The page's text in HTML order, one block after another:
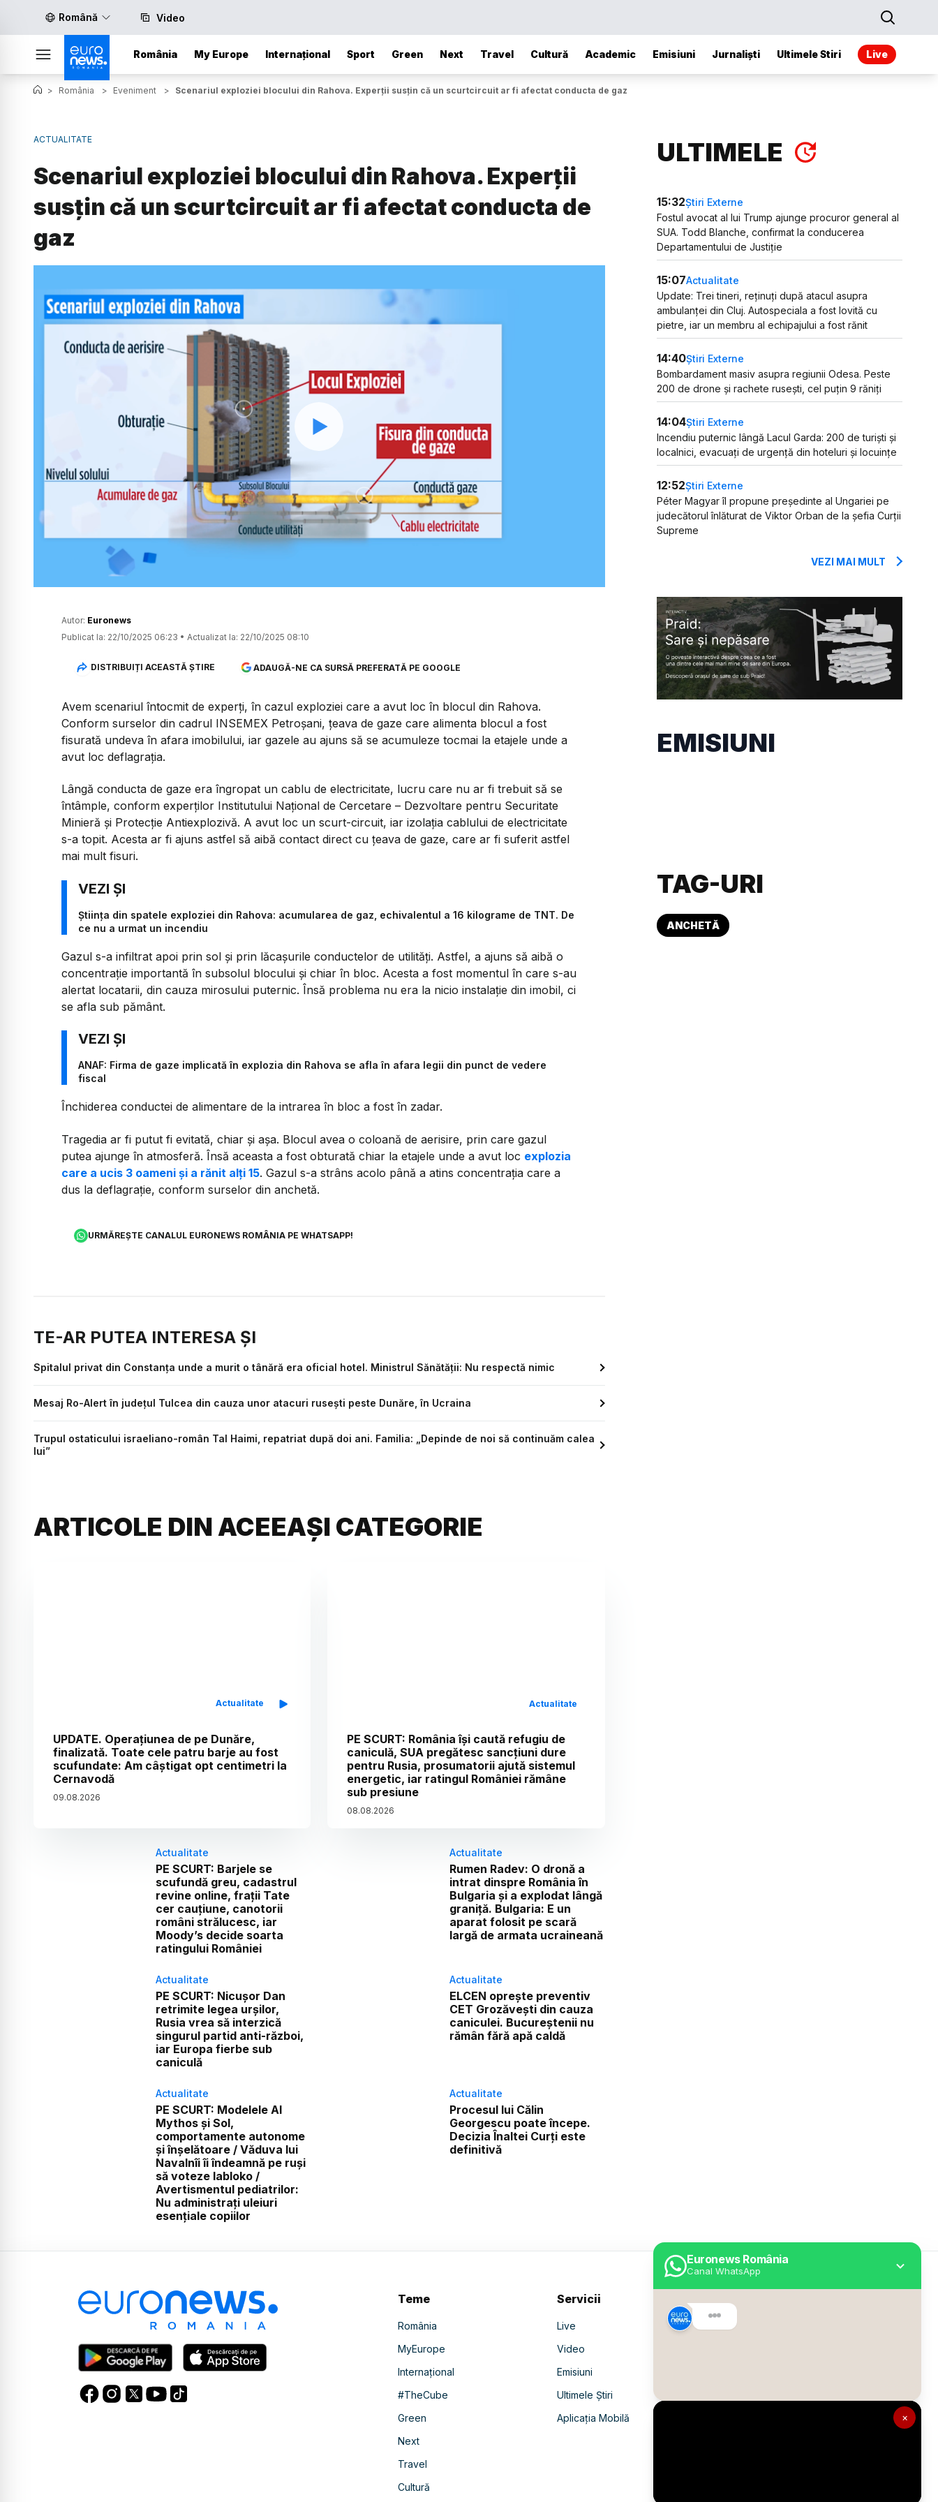
Română Video
România My Europe Internațional Sport Green Next Travel Cultură Academic Emisiuni Jurnaliști Ultimele Stiri Live
×
Euronews România
Canal WhatsApp
> România > Eveniment > Scenariul exploziei blocului din Rahova. Experții susțin că un scurtcircuit ar fi afectat conducta de gaz
ACTUALITATE
Scenariul exploziei blocului din Rahova. Experții
susțin că un scurtcircuit ar fi afectat conducta de
gaz
Watch
Autor: Euronews
Publicat la: 22/10/2025 06:23 • Actualizat la: 22/10/2025 08:10
DISTRIBUIȚI ACEASTĂ ȘTIRE ADAUGĂ-NE CA SURSĂ PREFERATĂ PE GOOGLE
Avem scenariul întocmit de experți, în cazul exploziei care a avut loc în blocul din Rahova.
Conform surselor din cadrul INSEMEX Petroșani, țeava de gaze care alimenta blocul a fost
fisurată undeva în afara imobilului, iar gazele au ajuns să se acumuleze tocmai la etajele unde a
avut loc deflagrația.
Lângă conducta de gaze era îngropat un cablu de electricitate, lucru care nu ar fi trebuit să se
întâmple, conform experților Institutului Național de Cercetare – Dezvoltare pentru Securitate
Minieră și Protecție Antiexplozivă. A avut loc un scurt-circuit, iar izolația cablului de electricitate
s-a topit. Acesta ar fi ajuns astfel să aibă contact direct cu țeava de gaze, care ar fi suferit astfel
mai mult fisuri.
Știința din spatele exploziei din Rahova: acumularea de gaz, echivalentul a 16 kilograme de TNT. De
ce nu a urmat un incendiu
Gazul s-a infiltrat apoi prin sol și prin lăcașurile conductelor de utilități. Astfel, a ajuns să aibă o
concentrație importantă în subsolul blocului și chiar în bloc. Acesta a fost momentul în care s-au
alertat locatarii, din cauza mirosului puternic. Însă problema nu era la nicio instalație din imobil, ci
se afla sub pământ.
ANAF: Firma de gaze implicată în explozia din Rahova se afla în afara legii din punct de vedere
fiscal
Închiderea conductei de alimentare de la intrarea în bloc a fost în zadar.
Tragedia ar fi putut fi evitată, chiar și așa. Blocul avea o coloană de aerisire, prin care gazul
putea ajunge în atmosferă. Însă aceasta a fost obturată chiar la etajele unde a avut loc explozia
care a ucis 3 oameni și a rănit alți 15. Gazul s-a strâns acolo până a atins concentrația care a
dus la deflagrație, conform surselor din anchetă.
URMĂREȘTE CANALUL EURONEWS ROMÂNIA PE WHATSAPP!
TE-AR PUTEA INTERESA ȘI
Spitalul privat din Constanța unde a murit o tânără era oficial hotel. Ministrul Sănătății: Nu respectă nimic
Mesaj Ro-Alert în județul Tulcea din cauza unor atacuri rusești peste Dunăre, în Ucraina
Trupul ostaticului israeliano-român Tal Haimi, repatriat după doi ani. Familia: „Depinde de noi să continuăm calea
lui”
ARTICOLE DIN ACEEAȘI CATEGORIE
Actualitate
UPDATE. Operațiunea de pe Dunăre,
finalizată. Toate cele patru barje au fost
scufundate: Am câștigat opt centimetri la
Cernavodă
09.08.2026
Actualitate
PE SCURT: România își caută refugiu de
caniculă, SUA pregătesc sancțiuni dure
pentru Rusia, prosumatorii ajută sistemul
energetic, iar ratingul României rămâne
sub presiune
08.08.2026
Actualitate
PE SCURT: Barjele se
scufundă greu, cadastrul
revine online, frații Tate
cer cauțiune, canotorii
români strălucesc, iar
Moody’s decide soarta
ratingului României
Actualitate
Rumen Radev: O dronă a
intrat dinspre România în
Bulgaria și a explodat lângă
graniță. Bulgaria: E un
aparat folosit pe scară
largă de armata ucraineană
Actualitate
PE SCURT: Nicușor Dan
retrimite legea urșilor,
Rusia vrea să interzică
singurul partid anti-război,
iar Europa fierbe sub
caniculă
Actualitate
ELCEN oprește preventiv
CET Grozăvești din cauza
caniculei. Bucureștenii nu
rămân fără apă caldă
Actualitate
PE SCURT: Modelele AI
Mythos și Sol,
comportamente autonome
și înșelătoare / Văduva lui
Navalnîi îi îndeamnă pe ruși
să voteze Iabloko /
Avertismentul pediatrilor:
Nu administrați uleiuri
esențiale copiilor
Actualitate
Procesul lui Călin
Georgescu poate începe.
Decizia Înaltei Curți este
definitivă
ULTIMELE
15:32Știri Externe
Fostul avocat al lui Trump ajunge procuror general al
SUA. Todd Blanche, confirmat la conducerea
Departamentului de Justiție
15:07Actualitate
Update: Trei tineri, reținuți după atacul asupra
ambulanței din Cluj. Autospeciala a fost lovită cu
pietre, iar un membru al echipajului a fost rănit
14:40Știri Externe
Bombardament masiv asupra regiunii Odesa. Peste
200 de drone și rachete rusești, cel puțin 9 răniți
14:04Știri Externe
Incendiu puternic lângă Lacul Garda: 200 de turiști și
localnici, evacuați de urgență din hoteluri și locuințe
12:52Știri Externe
Péter Magyar îl propune președinte al Ungariei pe
judecătorul înlăturat de Viktor Orban de la șefia Curții
Supreme
VEZI MAI MULT
EMISIUNI
TAG-URI
ANCHETĂ
Teme
România
MyEurope
Internațional
#TheCube
Green
Next
Travel
Cultură
Servicii
Live
Video
Emisiuni
Ultimele Știri
Aplicația Mobilă
Despre Euronews